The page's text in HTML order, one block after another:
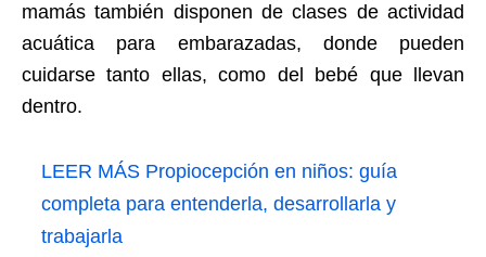
mamás también disponen de clases de actividad
acuática para embarazadas, donde pueden
cuidarse tanto ellas, como del bebé que llevan
dentro.
LEER MÁS Propiocepción en niños: guía
completa para entenderla, desarrollarla y
trabajarla